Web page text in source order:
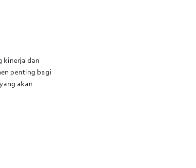
kinerja dan
penting bagi
akan